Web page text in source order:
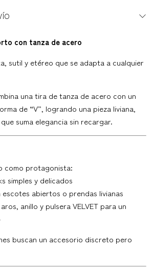
con tanza de acero
sutil y etéreo que se adapta a cualquier
una tira de tanza de acero con un
de “V”, logrando una pieza liviana,
suma elegancia sin recargar.
como protagonista:
simples y delicados
escotes abiertos o prendas livianas
anillo y pulsera VELVET para un
buscan un accesorio discreto pero